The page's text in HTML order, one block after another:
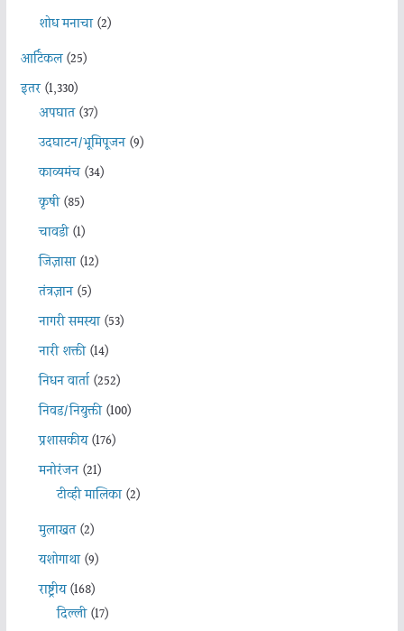
शोध मनाचा(2)
आर्टिकल(25)
इतर(1,330)
अपघात(37)
उदघाटन/भूमिपूजन(9)
काव्यमंच(34)
कृषी(85)
चावडी(1)
जिज्ञासा(12)
तंत्रज्ञान(5)
नागरी समस्या(53)
नारी शक्ती(14)
निधन वार्ता(252)
निवड/नियुक्ती(100)
प्रशासकीय(176)
मनोरंजन(21)
टीव्ही मालिका(2)
मुलाखत(2)
यशोगाथा(9)
राष्ट्रीय(168)
दिल्ली(17)